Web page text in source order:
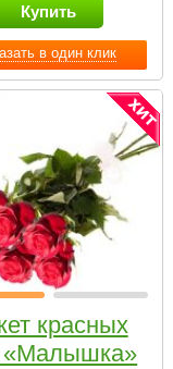
в один клик
Купить
красных
«Малышка»